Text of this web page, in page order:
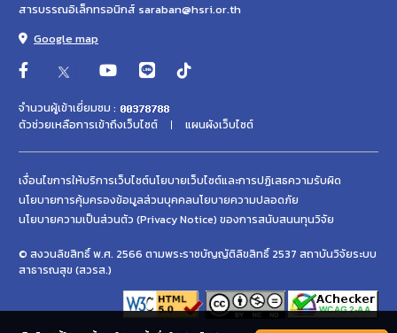
สารบรรณอิเล็กทรอนิกส์ saraban@hsri.or.th
Google map
จำนวนผู้เข้าเยี่ยมชม :
ตัวช่วยเหลือการเข้าถึงเว็บไซต์
แผนผังเว็บไซต์
เงื่อนไขการให้บริการเว็บไซต์นโยบายเว็บไซต์และการปฏิเสธความรับผิด
นโยบายการคุ้มครองข้อมูลส่วนบุคคลนโยบายความปลอดภัย
นโยบายความเป็นส่วนตัว (Privacy Notice) ของการสนับสนนทุนวิจัย
© สงวนลิขสิทธิ์ พ.ศ. 2566 ตามพระราชบัญญัติลิขสิทธิ์ 2537 สถาบันวิจัยระบบ
สาธารณสุข (สวรส.)